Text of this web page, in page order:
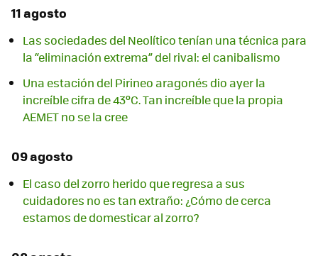
11 agosto
Las sociedades del Neolítico tenían una técnica para
la “eliminación extrema” del rival: el canibalismo
Una estación del Pirineo aragonés dio ayer la
increíble cifra de 43ºC. Tan increíble que la propia
AEMET no se la cree
09 agosto
El caso del zorro herido que regresa a sus
cuidadores no es tan extraño: ¿Cómo de cerca
estamos de domesticar al zorro?